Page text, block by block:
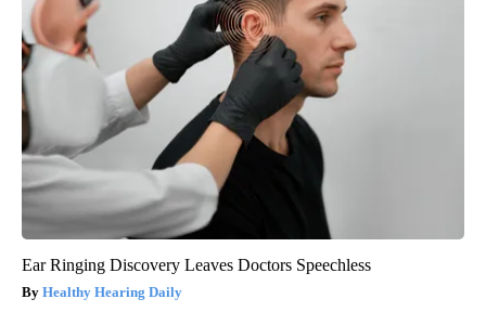
Ear Ringing Discovery Leaves Doctors Speechless
Healthy Hearing Daily